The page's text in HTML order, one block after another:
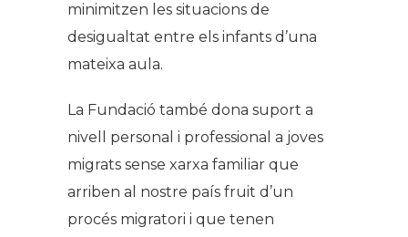
minimitzen les situacions de
desigualtat entre els infants d’una
mateixa aula.
La Fundació també dona suport a
nivell personal i professional a joves
migrats sense xarxa familiar que
arriben al nostre país fruit d’un
procés migratori i que tenen